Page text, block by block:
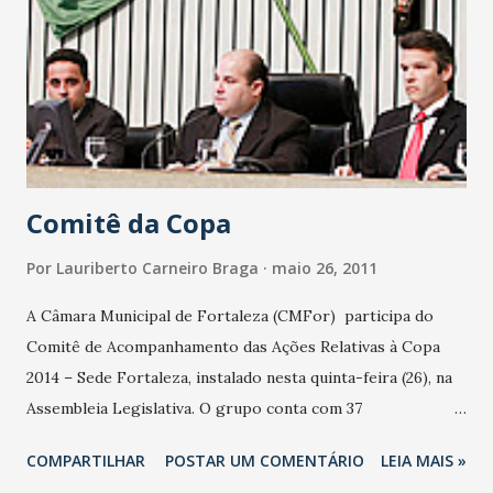
em apartamento duplo no empreendimento”, destaca a
gerente geral Catarina Martins. Restaurante Vellas -
Comfort Hotel Fortaleza Endereço: Rua Frei Mansueto,
160, Meireles Preço: uma pessoa - R$ 30 duas
pessoas - R$ 50 Data: 28 de maio (sábado) Horário: das 12 às
1...
Comitê da Copa
Por Lauriberto Carneiro Braga maio 26, 2011
A Câmara Municipal de Fortaleza (CMFor) participa do
Comitê de Acompanhamento das Ações Relativas à Copa
2014 – Sede Fortaleza, instalado nesta quinta-feira (26), na
Assembleia Legislativa. O grupo conta com 37
envolvidas com a Copa do Mundo Fifa de Futebol de 2014,
COMPARTILHAR POSTAR UM COMENTÁRIO LEIA MAIS »